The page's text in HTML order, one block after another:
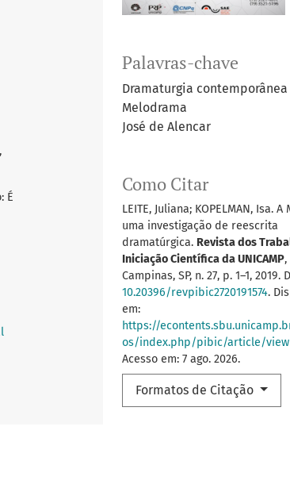
Palavras-chave
Dramaturgia contemporânea
Melodrama
José de Alencar
Como Citar
LEITE, Juliana; KOPELMAN, Isa. A
uma investigação de reescrita
dramatúrgica. Revista dos
Iniciação Científica da UNICAMP,
Campinas, SP, n. 27, p. 1–1, 2019.
10.20396/revpibic2720191574.
em:
https://
os/index.php/pibic/article/view/
Acesso em: 7 ago. 2026.
Formatos de Citação
É